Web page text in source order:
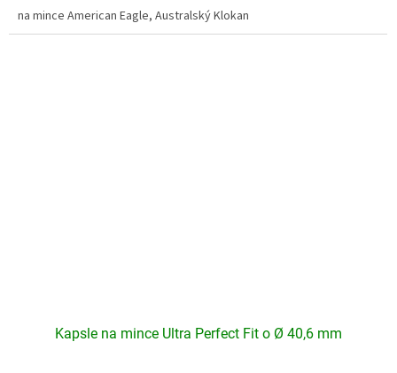
z
na mince American Eagle, Australský Klokan
Kapsle na mince Ultra Perfect Fit o Ø 40,6 mm